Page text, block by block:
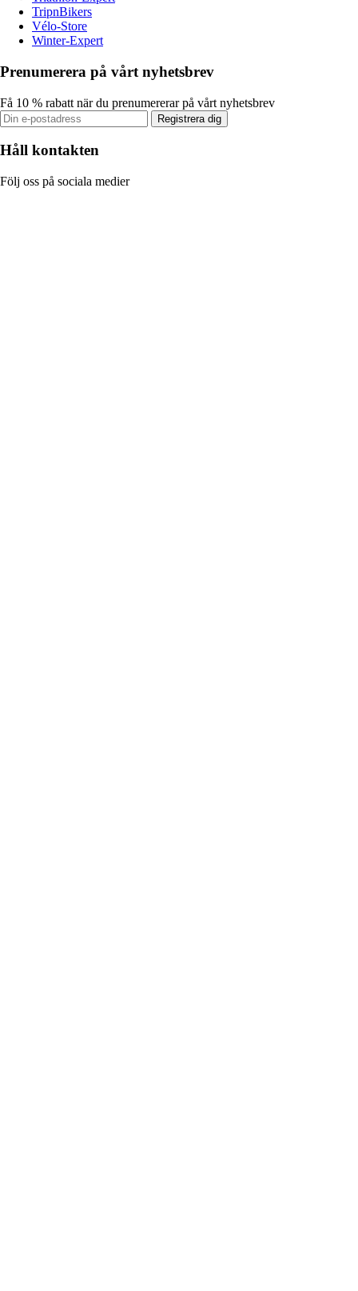
TripnBikers
Vélo-Store
Winter-Expert
Prenumerera på vårt nyhetsbrev
Få 10 % rabatt när du prenumererar på vårt nyhetsbrev
Registrera dig
Håll kontakten
Följ oss på sociala medier